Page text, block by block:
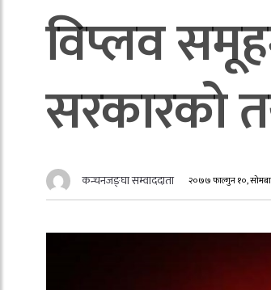
विप्लव
सरकारको
कन्चनजङ्घा सम्वाददाता २०७७ फाल्गुन १०,